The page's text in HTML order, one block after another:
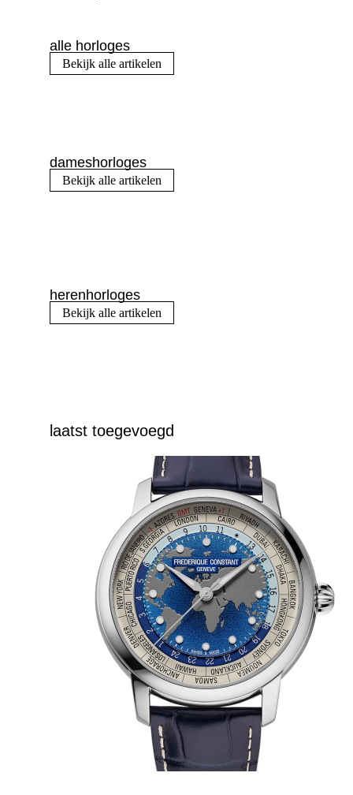
alle horloges
Bekijk alle artikelen
dameshorloges
Bekijk alle artikelen
herenhorloges
Bekijk alle artikelen
laatst toegevoegd